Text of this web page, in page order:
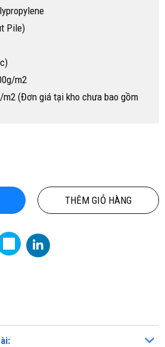
Pile)
m2
(Đơn giá tại kho chưa bao gồm
THÊM GIỎ HÀNG